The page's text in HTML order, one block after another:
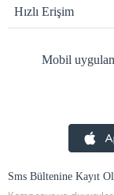
Hızlı Erişim
Mobil
Sms Bültenine Kayıt Ol